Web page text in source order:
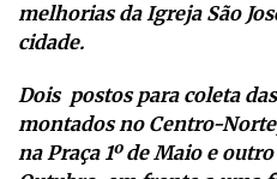
melhorias da Igreja São
cidade.
Dois postos para coleta
montados no Centro-
na Praça 1º de Maio e